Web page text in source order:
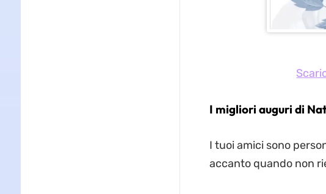
I migliori auguri di
I tuoi amici sono
accanto quando non